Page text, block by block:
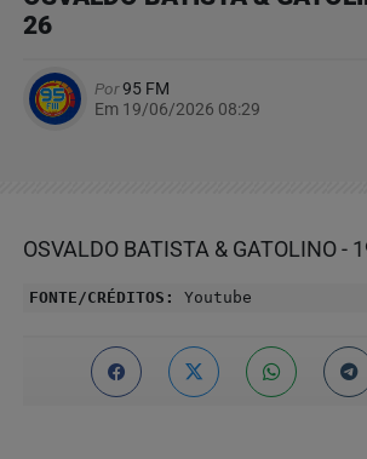
26
Por95 FM
Em 19/06/2026 08:29
OSVALDO BATISTA & GATOLINO -
FONTE/CRÉDITOS: Youtube